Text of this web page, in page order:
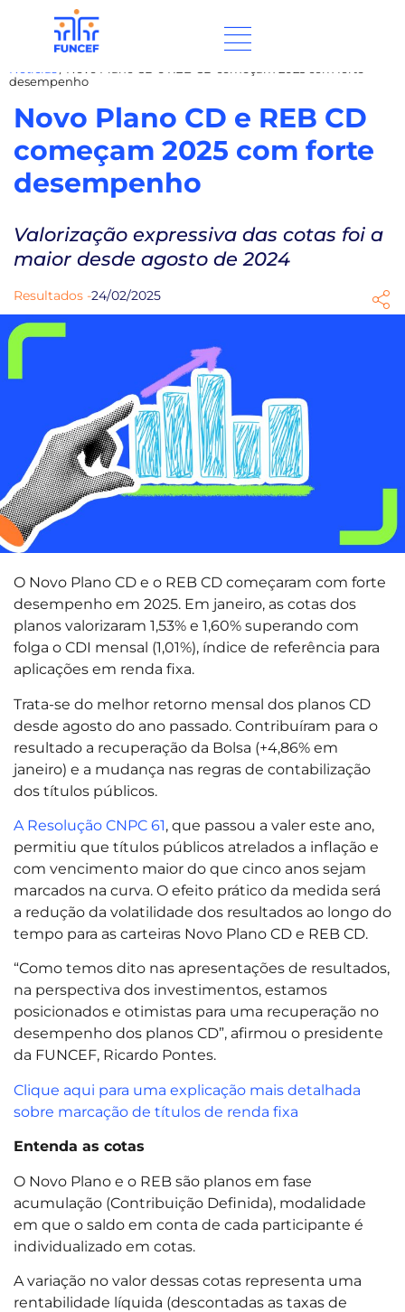
Notícias / Novo Plano CD e REB CD começam 2025 com forte
desempenho
Novo Plano CD e REB CD
começam 2025 com forte
desempenho
Valorização expressiva das cotas foi a
maior desde agosto de 2024
Resultados -24/02/2025
O Novo Plano CD e o REB CD começaram com forte
desempenho em 2025. Em janeiro, as cotas dos
planos valorizaram 1,53% e 1,60% superando com
folga o CDI mensal (1,01%), índice de referência para
aplicações em renda fixa.
Trata-se do melhor retorno mensal dos planos CD
desde agosto do ano passado. Contribuíram para o
resultado a recuperação da Bolsa (+4,86% em
janeiro) e a mudança nas regras de contabilização
dos títulos públicos.
A Resolução CNPC 61, que passou a valer este ano,
permitiu que títulos públicos atrelados a inflação e
com vencimento maior do que cinco anos sejam
marcados na curva. O efeito prático da medida será
a redução da volatilidade dos resultados ao longo do
tempo para as carteiras Novo Plano CD e REB CD.
“Como temos dito nas apresentações de resultados,
na perspectiva dos investimentos, estamos
posicionados e otimistas para uma recuperação no
desempenho dos planos CD”, afirmou o presidente
da FUNCEF, Ricardo Pontes.
Clique aqui para uma explicação mais detalhada
sobre marcação de títulos de renda fixa
Entenda as cotas
O Novo Plano e o REB são planos em fase
acumulação (Contribuição Definida), modalidade
em que o saldo em conta de cada participante é
individualizado em cotas.
A variação no valor dessas cotas representa uma
rentabilidade líquida (descontadas as taxas de